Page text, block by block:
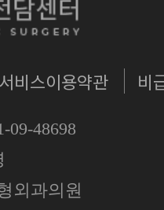
서비스이용약관 비
09-48698
외과의원